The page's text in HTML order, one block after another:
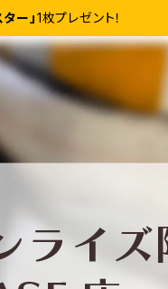
ー」1枚プレゼント！